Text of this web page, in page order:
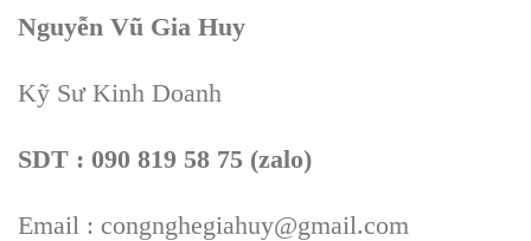
Nguyễn Vũ Gia Huy
Kỹ Sư Kinh Doanh
SDT : 090 819 58 75 (zalo)
Email : congnghegiahuy@gmail.com